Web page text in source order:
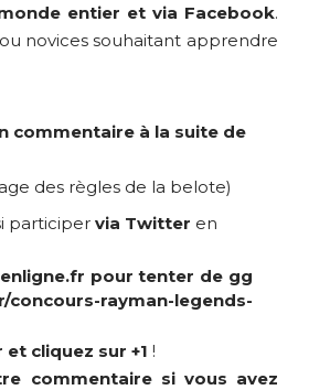
entier et via Facebook.
novices souhaitant apprendre
commentaire à la suite de
des règles de la belote)
participer via Twitter en
pour tenter de gg
rayman-legends-
et cliquez sur +1 !
commentaire si vous avez